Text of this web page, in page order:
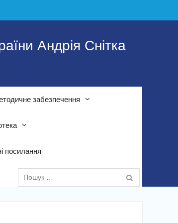
Андрія Снітка
забезпечення
посилання
Пошук: